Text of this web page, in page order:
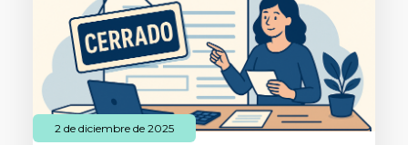
2 de diciembre de 2025